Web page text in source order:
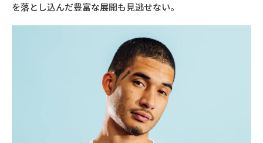
を落とし込んだ豊富な展開も見逃せない。